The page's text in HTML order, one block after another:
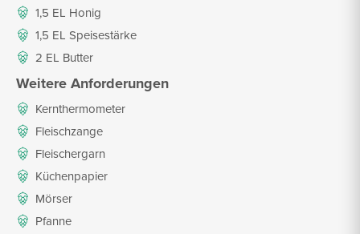
1,5 EL Honig
1,5 EL Speisestärke
2 EL Butter
Weitere Anforderungen
Kernthermometer
Fleischzange
Fleischergarn
Küchenpapier
Mörser
Pfanne